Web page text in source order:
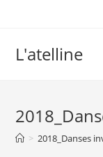
L'atelline
> 2018_Danses